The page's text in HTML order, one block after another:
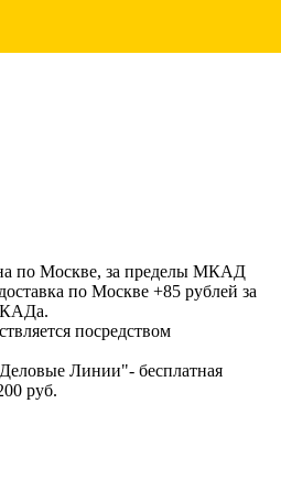
по Москве, за пределы МКАД
по Москве +85 рублей за
посредством
Линии"- бесплатная
руб.